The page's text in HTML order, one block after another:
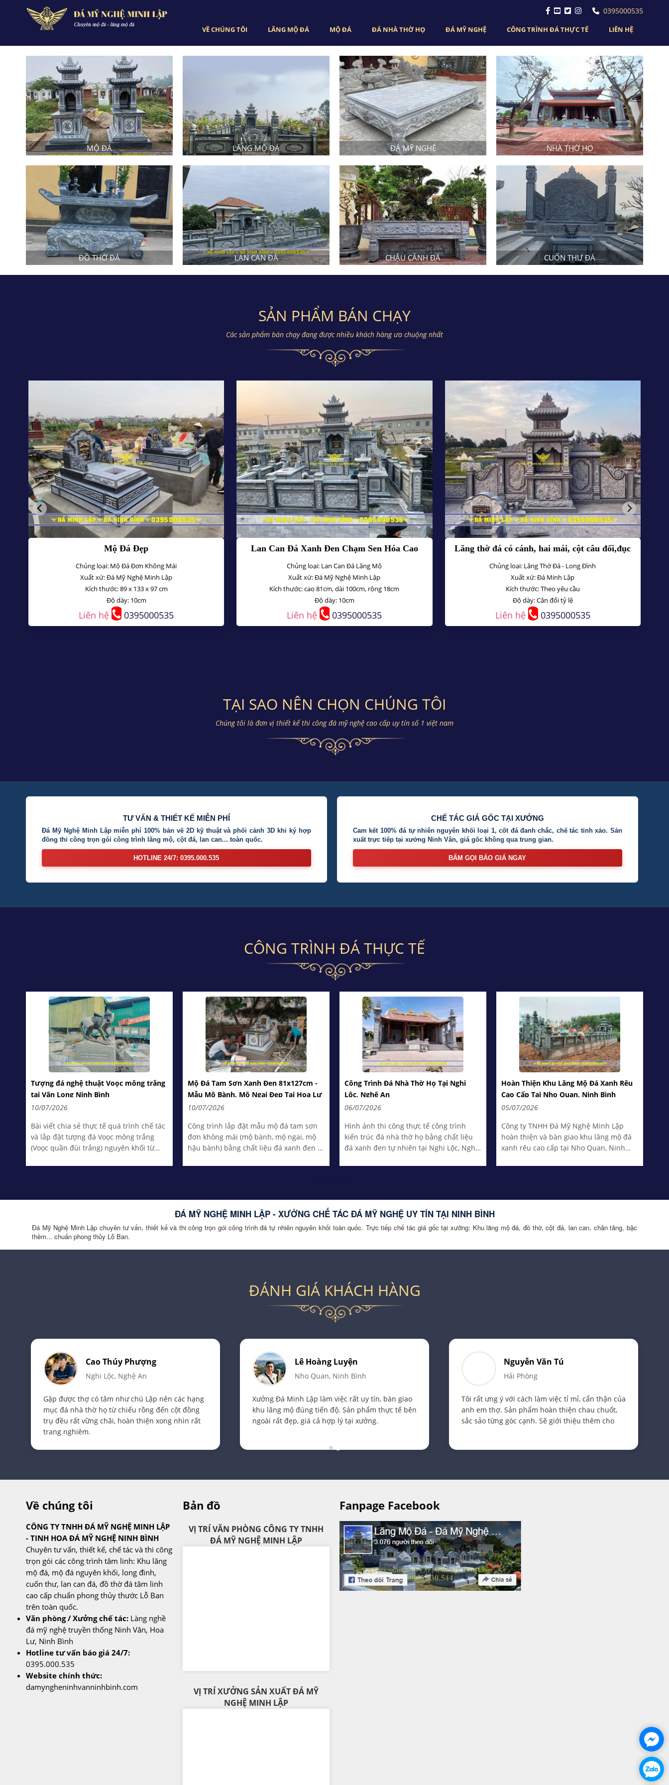
0395000535
VỀ CHÚNG TÔI LĂNG MỘ ĐÁ MỘ ĐÁ ĐÁ NHÀ THỜ HỌ ĐÁ MỸ NGHỆ CÔNG TRÌNH ĐÁ THỰC TẾ LIÊN HỆ
MỘ ĐÁ LĂNG MỘ ĐÁ ĐÁ MỸ NGHỆ NHÀ THỜ HỌ
ĐỒ THỜ ĐÁ LAN CAN ĐÁ CHẬU CẢNH ĐÁ CUỐN THƯ ĐÁ
SẢN PHẨM BÁN CHẠY
Các sản phẩm bán chạy đang được nhiều khách hàng ưa chuộng nhất
Mộ Đá Đẹp
Chủng loại: Mộ Đá Đơn Không Mái
Xuất xứ: Đá Mỹ Nghệ Minh Lập
Kích thước: 89 x 133 x 97 cm
Độ dày: 10cm
Liên hệ 0395000535
Lan Can Đá Xanh Đen Chạm Sen Hóa Cao
Chủng loại: Lan Can Đá Lăng Mộ
Xuất xứ: Đá Mỹ Nghệ Minh Lập
Kích thước: cao 81cm, dài 100cm, rộng 18cm
Độ dày: 10cm
Liên hệ 0395000535
Lăng thờ đá có cánh, hai mái, cột câu đối,đục
Chủng loại: Lăng Thờ Đá - Long Đình
Xuất xứ: Đá Minh Lập
Kích thước: Theo yêu cầu
Độ dày: Cân đối tỷ lệ
Liên hệ 0395000535
TẠI SAO NÊN CHỌN CHÚNG TÔI
Chúng tôi là đơn vị thiết kế thi công đá mỹ nghệ cao cấp uy tín số 1 việt nam
TƯ VẤN & THIẾT KẾ MIỄN PHÍ
Đá Mỹ Nghệ Minh Lập miễn phí 100% bản vẽ 2D kỹ thuật và phối cảnh 3D khi ký hợp
đồng thi công trọn gói công trình lăng mộ, cột đá, lan can... toàn quốc.
HOTLINE 24/7: 0395.000.535
CHẾ TÁC GIÁ GỐC TẠI XƯỞNG
Cam kết 100% đá tự nhiên nguyên khối loại 1, cốt đá đanh chắc, chế tác tinh xảo. Sản
xuất trực tiếp tại xưởng Ninh Vân, giá gốc không qua trung gian.
BẤM GỌI BÁO GIÁ NGAY
CÔNG TRÌNH ĐÁ THỰC TẾ
Tượng đá nghệ thuật Voọc mông trắng
tại Vân Long Ninh Bình
10/07/2026
Bài viết chia sẻ thực tế quá trình chế tác
và lắp đặt tượng đá Voọc mông trắng
(Voọc quần đùi trắng) nguyên khối từ
Mộ Đá Tam Sơn Xanh Đen 81x127cm -
Mẫu Mộ Bành, Mộ Ngai Đẹp Tại Hoa Lư
10/07/2026
Công trình lắp đặt mẫu mộ đá tam sơn
đơn không mái (mộ bành, mộ ngai, mộ
hậu bành) bằng chất liệu đá xanh đen tự
Công Trình Đá Nhà Thờ Họ Tại Nghi
Lộc, Nghệ An
06/07/2026
Hình ảnh thi công thực tế công trình
kiến trúc đá nhà thờ họ bằng chất liệu
đá xanh đen tự nhiên tại Nghi Lộc, Nghệ
Hoàn Thiện Khu Lăng Mộ Đá Xanh Rêu
Cao Cấp Tại Nho Quan, Ninh Bình
05/07/2026
Công ty TNHH Đá Mỹ Nghệ Minh Lập
hoàn thiện và bàn giao khu lăng mộ đá
xanh rêu cao cấp tại Nho Quan, Ninh
ĐÁ MỸ NGHỆ MINH LẬP - XƯỞNG CHẾ TÁC ĐÁ MỸ NGHỆ UY TÍN TẠI NINH BÌNH
Đá Mỹ Nghệ Minh Lập chuyên tư vấn, thiết kế và thi công trọn gói công trình đá tự nhiên nguyên khối toàn quốc. Trực tiếp chế tác giá gốc tại xưởng: Khu lăng mộ đá, đồ thờ, cột đá, lan can, chân tảng, bậc
thềm... chuẩn phong thủy Lỗ Ban.
ĐÁNH GIÁ KHÁCH HÀNG
Cao Thúy Phượng
Nghi Lộc, Nghệ An
Gặp được thợ có tâm như chú Lập nên các hạng
mục đá nhà thờ họ từ chiếu rồng đến cột đồng
trụ đều rất vững chãi, hoàn thiện xong nhìn rất
trang nghiêm.
Lê Hoàng Luyện
Nho Quan, Ninh Bình
Xưởng Đá Minh Lập làm việc rất uy tín, bàn giao
khu lăng mộ đúng tiến độ. Sản phẩm thực tế bên
ngoài rất đẹp, giá cả hợp lý tại xưởng.
Nguyễn Văn Tú
Hải Phòng
Tôi rất ưng ý với cách làm việc tỉ mỉ, cẩn thận của
anh em thợ. Sản phẩm hoàn thiện chau chuốt,
sắc sảo từng góc cạnh. Sẽ giới thiệu thêm cho
Về chúng tôi
CÔNG TY TNHH ĐÁ MỸ NGHỆ MINH LẬP
- TINH HOA ĐÁ MỸ NGHỆ NINH BÌNH
Chuyên tư vấn, thiết kế, chế tác và thi công
trọn gói các công trình tâm linh: Khu lăng
mộ đá, mộ đá nguyên khối, long đình,
cuốn thư, lan can đá, đồ thờ đá tâm linh
cao cấp chuẩn phong thủy thước Lỗ Ban
trên toàn quốc.
Văn phòng / Xưởng chế tác: Làng nghề
đá mỹ nghệ truyền thống Ninh Vân, Hoa
Lư, Ninh Bình
Hotline tư vấn báo giá 24/7:
0395.000.535
Website chính thức:
damyngheninhvanninhbinh.com
Bản đồ
VỊ TRÍ VĂN PHÒNG CÔNG TY TNHH
ĐÁ MỸ NGHỆ MINH LẬP
VỊ TRÍ XƯỞNG SẢN XUẤT ĐÁ MỸ
NGHỆ MINH LẬP
Fanpage Facebook